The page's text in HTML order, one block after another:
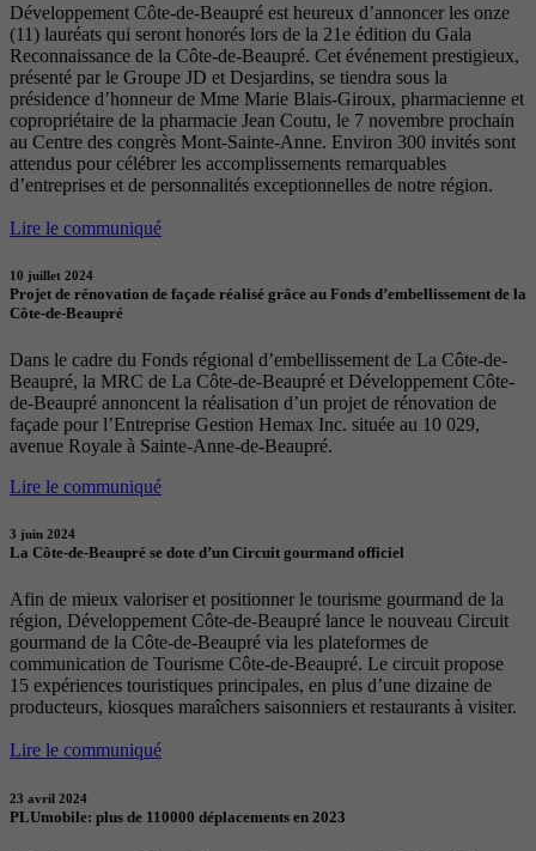
Développement Côte-de-Beaupré est heureux d’annoncer les onze
(11) lauréats qui seront honorés lors de la 21e édition du Gala
Reconnaissance de la Côte-de-Beaupré. Cet événement prestigieux,
présenté par le Groupe JD et Desjardins, se tiendra sous la
présidence d’honneur de Mme Marie Blais-Giroux, pharmacienne et
copropriétaire de la pharmacie Jean Coutu, le 7 novembre prochain
au Centre des congrès Mont-Sainte-Anne. Environ 300 invités sont
attendus pour célébrer les accomplissements remarquables
d’entreprises et de personnalités exceptionnelles de notre région.
Lire le communiqué
10 juillet 2024
Projet de rénovation de façade réalisé grâce au Fonds d’embellissement de la
Côte-de-Beaupré
Dans le cadre du Fonds régional d’embellissement de La Côte-de-
Beaupré, la MRC de La Côte-de-Beaupré et Développement Côte-
de-Beaupré annoncent la réalisation d’un projet de rénovation de
façade pour l’Entreprise Gestion Hemax Inc. située au 10 029,
avenue Royale à Sainte-Anne-de-Beaupré.
Lire le communiqué
3 juin 2024
La Côte-de-Beaupré se dote d’un Circuit gourmand officiel
Afin de mieux valoriser et positionner le tourisme gourmand de la
région, Développement Côte-de-Beaupré lance le nouveau Circuit
gourmand de la Côte-de-Beaupré via les plateformes de
communication de Tourisme Côte-de-Beaupré. Le circuit propose
15 expériences touristiques principales, en plus d’une dizaine de
producteurs, kiosques maraîchers saisonniers et restaurants à visiter.
Lire le communiqué
23 avril 2024
PLUmobile: plus de 110000 déplacements en 2023